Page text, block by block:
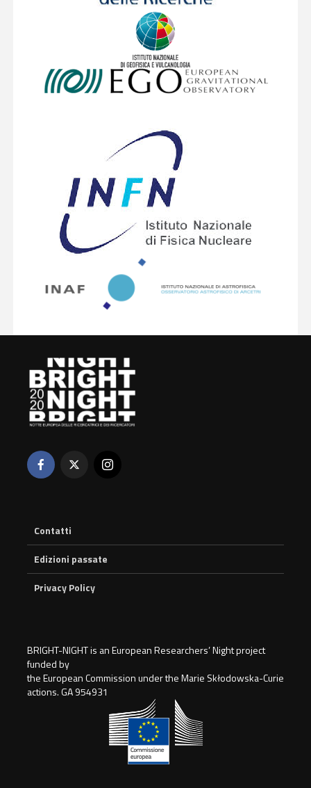
Contatti
Edizioni passate
Privacy Policy
BRIGHT-NIGHT is an European Researchers’ Night project
funded by
the European Commission under the Marie Skłodowska-Curie
actions. GA 954931